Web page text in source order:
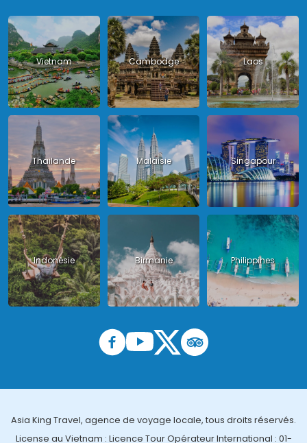
Vietnam Cambodge Laos
Thailande Malaisie Singapour
Indonésie Birmanie Philippines
Asia King Travel, agence de voyage locale, tous droits réservés.
License au Vietnam : Licence Tour Opérateur International : 01-